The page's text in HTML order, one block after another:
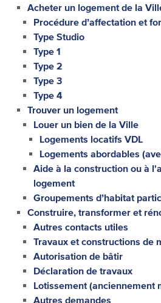
Acheter un logement de la
Procédure d’affectation et
Type Studio
Type 1
Type 2
Type 3
Type 4
Trouver un logement
Louer un bien de la Ville
Logements locatifs VDL
Logements abordables
Aide à la construction ou à
logement
Groupements d’habitat
Construire, transformer et
Autres contacts utiles
Travaux et constructions de
Autorisation de bâtir
Déclaration de travaux
Lotissement (anciennement
Autres demandes